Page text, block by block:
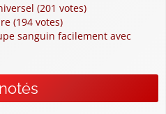
(201 votes)
(194 votes)
sanguin facilement avec